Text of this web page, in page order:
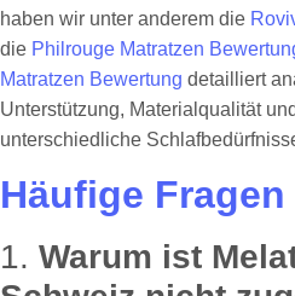
haben wir unter anderem die
die Philrouge Matratzen
Matratzen Bewertung detailliert
Unterstützung, Materialqualität
unterschiedliche
Häufige Fragen
1. Warum ist